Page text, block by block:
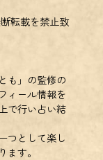
転載を禁止致
も」の監修の
ィール情報を
で行い占い結
つとして楽し
す。